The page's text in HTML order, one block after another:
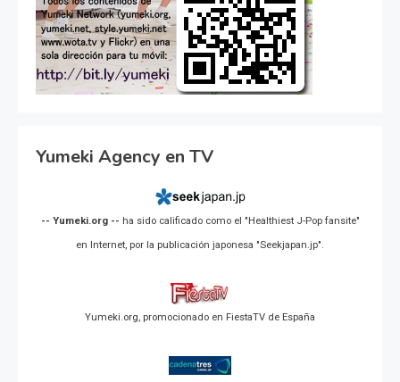
Yumeki Agency en TV
-- Yumeki.org -- ha sido calificado como el "Healthiest J-Pop fansite"
en Internet, por la publicación japonesa "Seekjapan.jp".
Yumeki.org, promocionado en FiestaTV de España